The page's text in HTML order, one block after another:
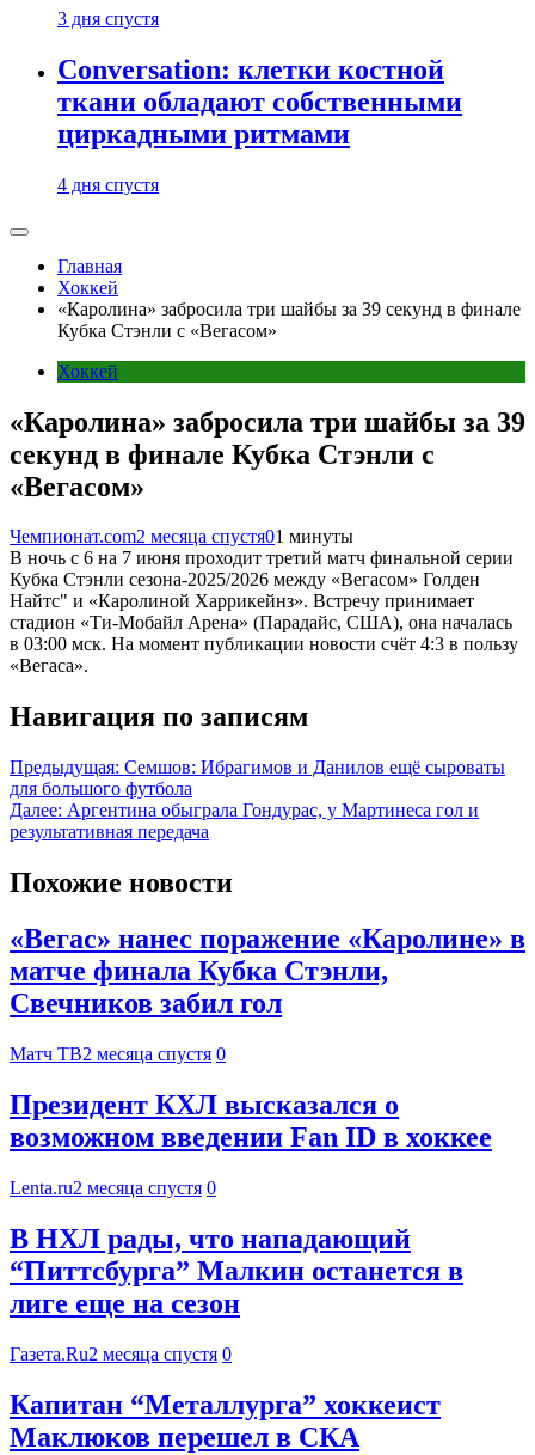
3 дня спустя
Conversation: клетки костной
ткани обладают собственными
циркадными ритмами
4 дня спустя
Главная
Хоккей
«Каролина» забросила три шайбы за 39 секунд в финале
Кубка Стэнли с «Вегасом»
Хоккей
«Каролина» забросила три шайбы за 39
секунд в финале Кубка Стэнли с
«Вегасом»
Чемпионат.com2 месяца спустя01 минуты
В ночь с 6 на 7 июня проходит третий матч финальной серии
Кубка Стэнли сезона-2025/2026 между «Вегасом» Голден
Найтс" и «Каролиной Харрикейнз». Встречу принимает
стадион «Ти-Мобайл Арена» (Парадайс, США), она началась
в 03:00 мск. На момент публикации новости счёт 4:3 в пользу
«Вегаса».
Навигация по записям
Предыдущая: Семшов: Ибрагимов и Данилов ещё сыроваты
для большого футбола
Далее: Аргентина обыграла Гондурас, у Мартинеса гол и
результативная передача
Похожие новости
«Вегас» нанес поражение «Каролине» в
матче финала Кубка Стэнли,
Свечников забил гол
Матч ТВ2 месяца спустя 0
Президент КХЛ высказался о
возможном введении Fan ID в хоккее
Lenta.ru2 месяца спустя 0
В НХЛ рады, что нападающий
“Питтсбурга” Малкин останется в
лиге еще на сезон
Газета.Ru2 месяца спустя 0
Капитан “Металлурга” хоккеист
Маклюков перешел в СКА